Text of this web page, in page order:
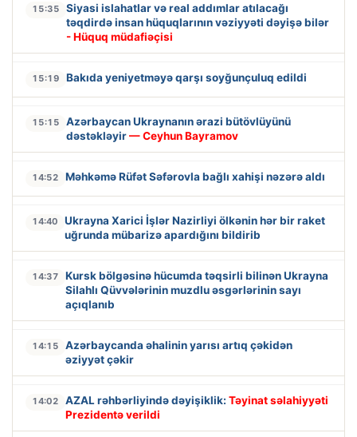
15:35
Siyasi islahatlar və real addımlar atılacağı
təqdirdə insan hüquqlarının vəziyyəti dəyişə bilər
- Hüquq müdafiəçisi
15:19 Bakıda yeniyetməyə qarşı soyğunçuluq edildi
15:15
Azərbaycan Ukraynanın ərazi bütövlüyünü
dəstəkləyir— Ceyhun Bayramov
14:52 Məhkəmə Rüfət Səfərovla bağlı xahişi nəzərə aldı
14:40
Ukrayna Xarici İşlər Nazirliyi ölkənin hər bir raket
uğrunda mübarizə apardığını bildirib
14:37
Kursk bölgəsinə hücumda təqsirli bilinən Ukrayna
Silahlı Qüvvələrinin muzdlu əsgərlərinin sayı
açıqlanıb
14:15
Azərbaycanda əhalinin yarısı artıq çəkidən
əziyyət çəkir
14:02 AZAL rəhbərliyində dəyişiklik: Təyinat səlahiyyəti
Prezidentə verildi